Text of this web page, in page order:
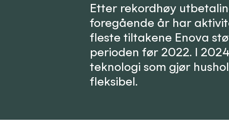
Etter rekordhøy
foregående år har
fleste tiltakene Enova
perioden før 2022. I
teknologi som gjør
fleksibel.